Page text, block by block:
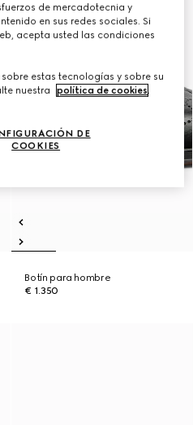
Botín para hombre
€ 1.350
de mercadotecnia y
en sus redes sociales. Si
acepta usted las condiciones
estas tecnologías y sobre su
nuestra
política de cookies.
DE
COOKIES